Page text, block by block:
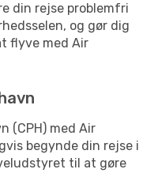
din rejse problemfri
og gør dig
flyve med Air
(CPH) med Air
begynde din rejse i
til at gøre